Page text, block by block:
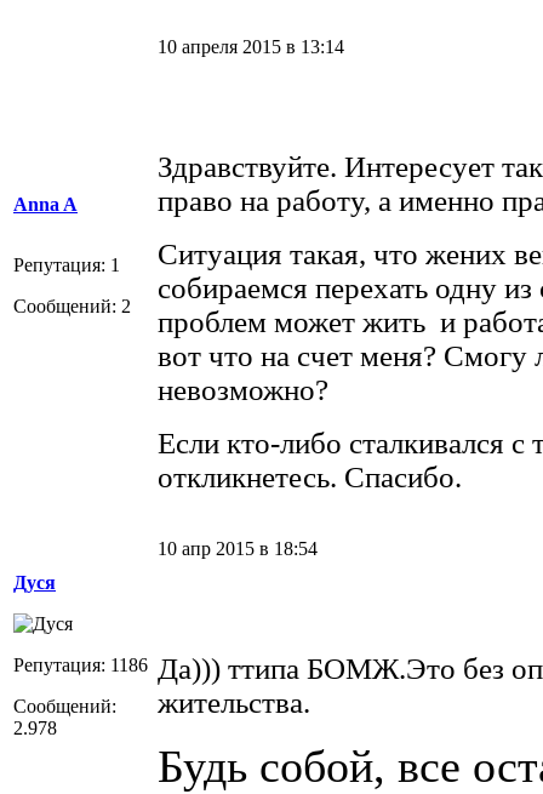
Anna A
Репутация: 1
Сообщений: 2
10 апреля 2015 в 13:14
Здравствуйте. Интересует
право на работу, а именно
Ситуация такая, что жених
собираемся перехать одну
проблем может жить и
вот что на счет меня? Смогу
невозможно?
Если кто-либо сталкивался с
откликнетесь. Спасибо.
Дуся
Репутация: 1186
Сообщений:
2.978
10 апр 2015 в 18:54
Да))) ттипа БОМЖ.Это без
жительства.
Будь собой, все